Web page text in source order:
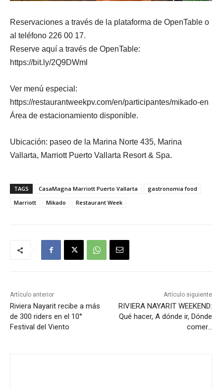
Reservaciones a través de la plataforma de OpenTable o
al teléfono 226 00 17.
Reserve aquí a través de OpenTable:
https://bit.ly/2Q9DWml
Ver menú especial:
https://restaurantweekpv.com/en/participantes/mikado-en
Área de estacionamiento disponible.
Ubicación: paseo de la Marina Norte 435, Marina
Vallarta, Marriott Puerto Vallarta Resort & Spa.
TAGS CasaMagna Marriott Puerto Vallarta
gastronomia food
Marriott
Mikado Restaurant Week
Artículo anterior
Riviera Nayarit recibe a más
de 300 riders en el 10°
Festival del Viento
Artículo siguiente
RIVIERA NAYARIT WEEKEND:
Qué hacer, A dónde ir, Dónde
comer…